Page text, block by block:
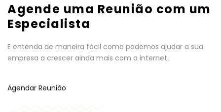
Agende uma Reunião com um
Especialista
E entenda de maneira fácil como podemos ajudar a sua
empresa a crescer ainda mais com a internet.
Agendar Reunião